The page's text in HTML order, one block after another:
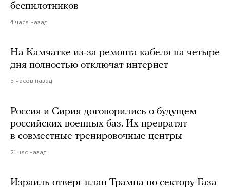
беспилотников
4 часа назад
На Камчатке из-за ремонта кабеля на четыре
дня полностью отключат интернет
5 часов назад
Россия и Сирия договорились о будущем
российских военных баз. Их превратят
в совместные тренировочные центры
21 час назад
Израиль отверг план Трампа по сектору Газа